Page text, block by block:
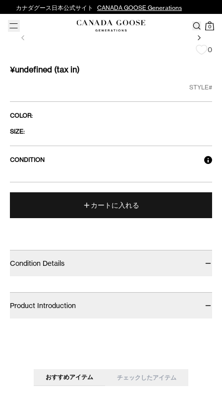
カナダグース日本公式サイト CANADA GOOSE Generations
0
0
¥undefined (tax in)
STYLE#
COLOR:
SIZE:
CONDITION
カートに入れる
Condition Details
Product Introduction
おすすめアイテム チェックしたアイテム